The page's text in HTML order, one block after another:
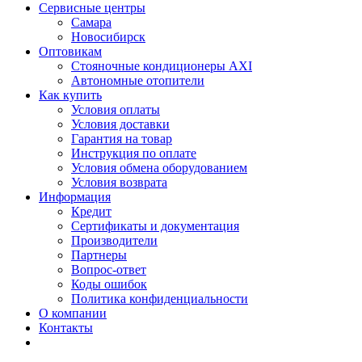
Сервисные центры
Самара
Новосибирск
Оптовикам
Стояночные кондиционеры AXI
Автономные отопители
Как купить
Условия оплаты
Условия доставки
Гарантия на товар
Инструкция по оплате
Условия обмена оборудованием
Условия возврата
Информация
Кредит
Сертификаты и документация
Производители
Партнеры
Вопрос-ответ
Коды ошибок
Политика конфиденциальности
О компании
Контакты